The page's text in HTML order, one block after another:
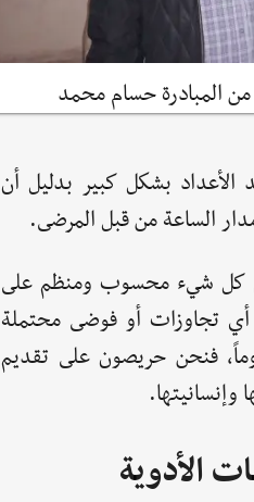
المبادرة حسام محمد
الأعداد بشكل كبير بدليل أن
الساعة من قبل المرضى.
كل شيء محسوب ومنظم على
تجاوزات أو فوضى محتملة
فنحن حريصون على تقديم
وإنسانيتها.
الأدوية